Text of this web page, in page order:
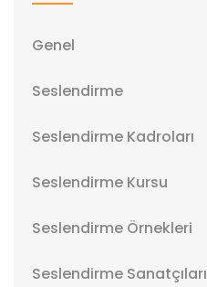
Genel
Seslendirme
Seslendirme Kadroları
Seslendirme Kursu
Seslendirme Örnekleri
Seslendirme Sanatçıları